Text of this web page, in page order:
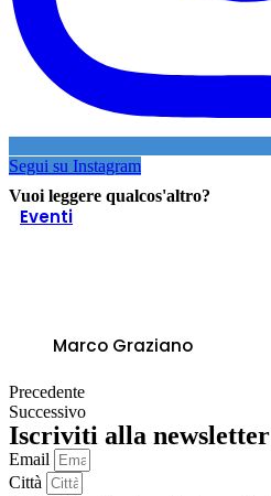
Segui su Instagram
Vuoi leggere qualcos'altro?
Eventi
Marco Graziano
Precedente
Successivo
Iscriviti alla newsletter
Email
Città